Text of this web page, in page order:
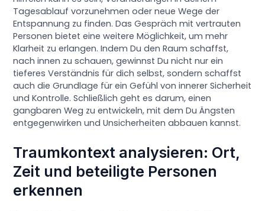
Tagesablauf vorzunehmen oder neue Wege der
Entspannung zu finden. Das Gespräch mit vertrauten
Personen bietet eine weitere Möglichkeit, um mehr
Klarheit zu erlangen. Indem Du den Raum schaffst,
nach innen zu schauen, gewinnst Du nicht nur ein
tieferes Verständnis für dich selbst, sondern schaffst
auch die Grundlage für ein Gefühl von innerer Sicherheit
und Kontrolle. Schließlich geht es darum, einen
gangbaren Weg zu entwickeln, mit dem Du Ängsten
entgegenwirken und Unsicherheiten abbauen kannst.
Traumkontext analysieren: Ort,
Zeit und beteiligte Personen
erkennen